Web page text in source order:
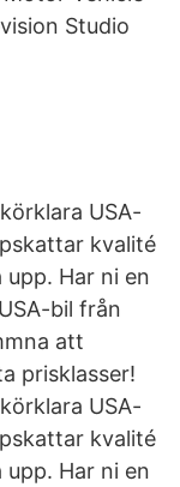
Studio
USA-
kvalité
Har ni en
bil från
att
prisklasser!
USA-
kvalité
Har ni en